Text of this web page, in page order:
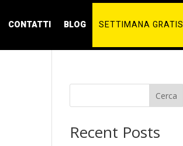
CONTATTI BLOG SETTIMANA GRATIS
Cerca
Recent Posts